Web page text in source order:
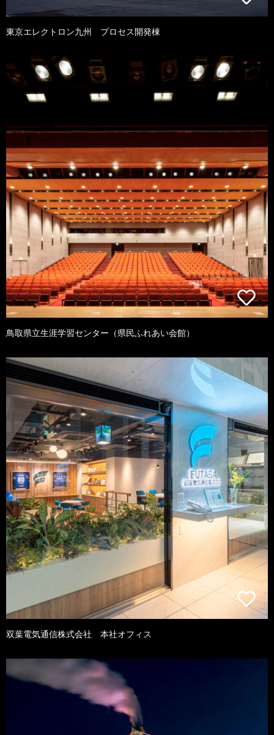
東京エレクトロン九州 プロセス開発棟
鳥取県立生涯学習センター（県民ふれあい会館）
双葉電気通信株式会社 本社オフィス